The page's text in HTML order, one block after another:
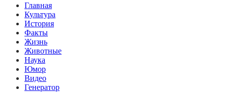
Главная
Культура
История
Факты
Жизнь
Животные
Наука
Юмор
Видео
Генератор